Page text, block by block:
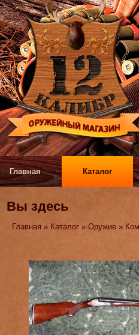
Главная Каталог
Вы здесь
Главная » Каталог »Оружие »